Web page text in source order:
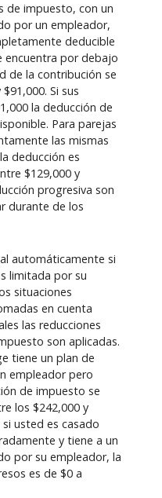
de impuesto, con un
por un empleador,
deducible
encuentra por debajo
de la contribución se
Si sus
la deducción de
Para parejas
las mismas
deducción es
$129,000 y
progresiva son
durante de los
automáticamente si
limitada por su
situaciones
en cuenta
las reducciones
son aplicadas.
tiene un plan de
empleador pero
de impuesto se
los $242,000 y
usted es casado
y tiene a un
por su empleador, la
es de $0 a